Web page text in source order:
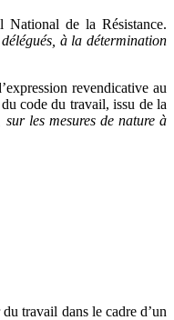
National de la Résistance.
à la détermination
revendicative au
code du travail, issu de la
les mesures de nature à
travail dans le cadre d’un